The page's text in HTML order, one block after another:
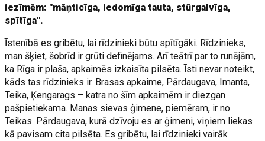
iezīmēm: "māņticīga, iedomīga tauta, stūrgalvīga,
spītīga".
Īstenībā es gribētu, lai rīdzinieki būtu spītīgāki. Rīdzinieks,
man šķiet, šobrīd ir grūti definējams. Arī teātrī par to runājām,
ka Rīga ir plaša, apkaimēs izkaisīta pilsēta. Īsti nevar noteikt,
kāds tas rīdzinieks ir. Brasas apkaime, Pārdaugava, Imanta,
Teika, Ķengarags – katra no šīm apkaimēm ir diezgan
pašpietiekama. Manas sievas ģimene, piemēram, ir no
Teikas. Pārdaugava, kurā dzīvoju es ar ģimeni, viņiem liekas
kā pavisam cita pilsēta. Es gribētu, lai rīdzinieki vairāk